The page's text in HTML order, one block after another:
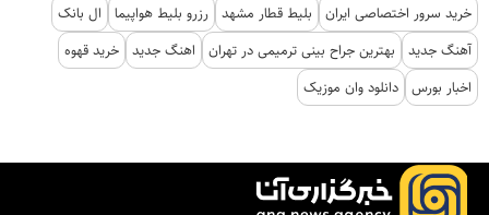
خرید سرور اختصاصی ایران
بلیط قطار مشهد رزرو بلیط هواپیما
ال بانک
آهنگ جدید
بهترین جراح بینی ترمیمی در تهران اهنگ جدید خرید قهوه
اخبار بورس دانلود وان موزیک